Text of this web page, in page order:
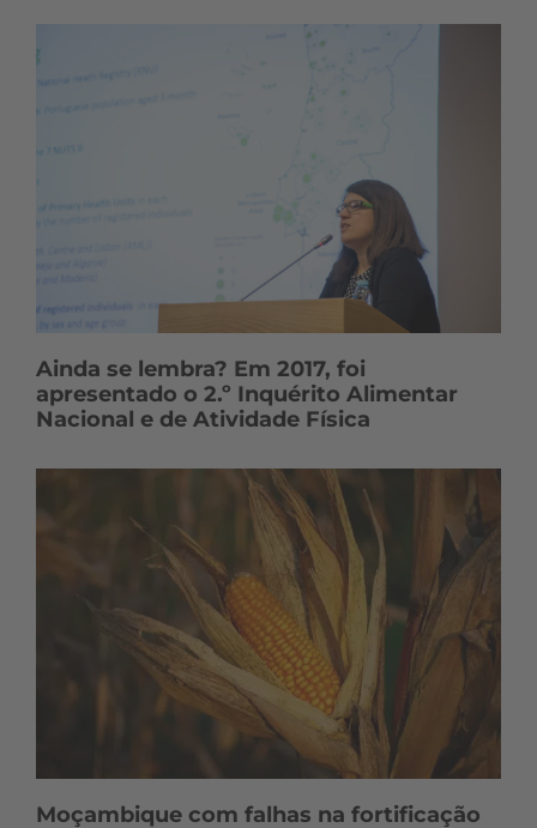
Ainda se lembra? Em 2017, foi
apresentado o 2.º Inquérito Alimentar
Nacional e de Atividade Física
Moçambique com falhas na fortificação